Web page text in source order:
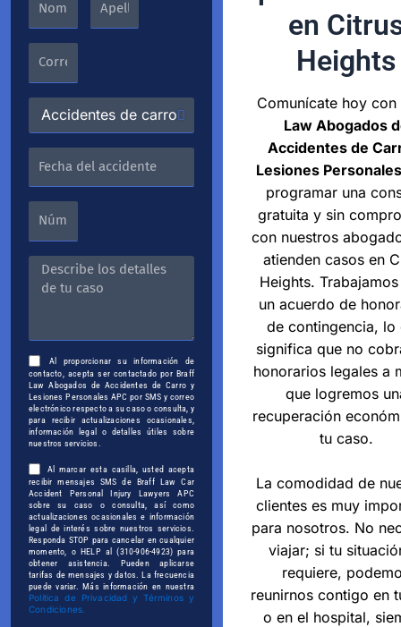
Al proporcionar su información de
contacto, acepta ser contactado por Braff
Law Abogados de Accidentes de Carro y
Lesiones Personales APC por SMS y correo
electrónico respecto a su caso o consulta, y
para recibir actualizaciones ocasionales,
información legal o detalles útiles sobre
nuestros servicios.
Al marcar esta casilla, usted acepta
recibir mensajes SMS de Braff Law Car
Accident Personal Injury Lawyers APC
sobre su caso o consulta, así como
actualizaciones ocasionales e información
legal de interés sobre nuestros servicios.
Responda STOP para cancelar en cualquier
momento, o HELP al (310-906-4923) para
obtener asistencia. Pueden aplicarse
tarifas de mensajes y datos. La frecuencia
puede variar. Más información en nuestra
Política de Privacidad y Términos y
Condiciones.
en
Heights
Comunícate hoy con
Law Abogados
Accidentes de
Lesiones Personales
programar una
gratuita y sin
con nuestros
atienden casos en
Heights.
un acuerdo de
de contingencia, lo
significa que no
honorarios legales a
que logremos
recuperación
tu caso.
La comodidad de
clientes es muy
para nosotros. No
viajar; si tu
requiere,
reunirnos contigo en
o en el hospital,